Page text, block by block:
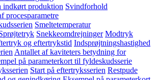
indkørt produktion Svindforhold
procesparametre
Smeltetemperatur
Snekkeomdrejninger Modtryk
og eftertrykstid Indsprøjtningshastighed
Antallet af kaviteters betydning for
på parameterkort til fyldeskudsserie
Start på eftertryksserien Restpude